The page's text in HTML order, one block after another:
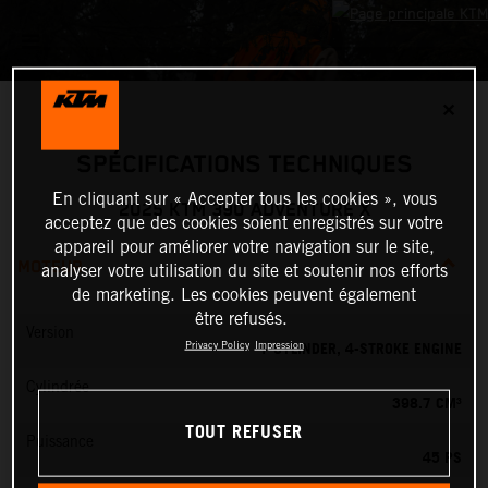
2025 KTM 390 ADVENTURE X
MOTEUR
1-CYLINDER, 4-STROKE ENGINE
Cylindrée
En cliquant sur « Accepter tous les cookies », vous
acceptez que des cookies soient enregistrés sur votre
appareil pour améliorer votre navigation sur le site,
analyser votre utilisation du site et soutenir nos efforts
de marketing. Les cookies peuvent également
être refusés.
Privacy Policy Impression
TOUT REFUSER